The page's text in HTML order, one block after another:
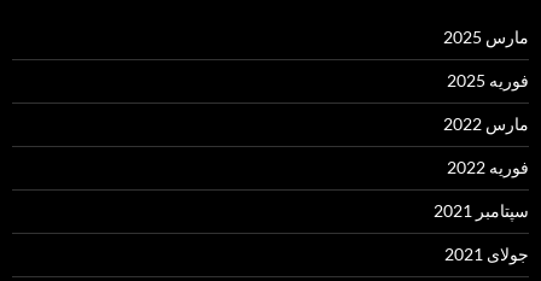
مارس 2025
فوریه 2025
مارس 2022
فوریه 2022
سپتامبر 2021
جولای 2021